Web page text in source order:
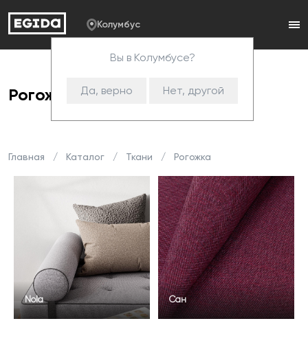
Колумбус
Вы в Колумбусе?
Да, верно Нет, другой
Рогожка
Главная Каталог Ткани Рогожка
Nola Сан